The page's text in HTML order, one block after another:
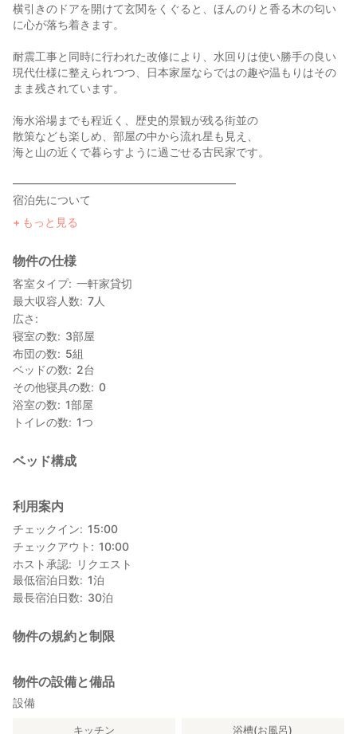
横引きのドアを開けて玄関をくぐると、ほんのりと香る木の匂い
に心が落ち着きます。
耐震工事と同時に行われた改修により、水回りは使い勝手の良い
現代仕様に整えられつつ、日本家屋ならではの趣や温もりはその
まま残されています。
海水浴場までも程近く、歴史的景観が残る街並の
散策なども楽しめ、部屋の中から流れ星も見え、
海と山の近くで暮らすように過ごせる古民家です。
━━━━━━━━━━━━━━━━━━━━
宿泊先について
━━━━━━━━━━━━━━━━━━━━
尾鷲市三木里町は、クローバー型の賀田湾の頂点に位置し、東紀
州でも屈指の美しさを誇る三木里海水浴場を有する集落です。
世界遺産・熊野古道の八鬼峠と三木・羽後峠の間にあり、江戸時
代には宿場町としても栄えた歴史ある地域でもあります。
そんな面影を残す旧街道沿い、海水浴場から徒歩約3分、水着のま
ま行ける距離にあります。
もともとは主人の両親が暮らしていた家を、耐震工事とともに内
装を改修。お風呂・キッチン・トイレなどの水回りを一新し、快
適に田舎暮らし体験ができる宿泊施設として生まれ変わりまし
■ 木に包まれた家で過ごす
尾鷲らしく内装には木材がふんだんに使われています。新しさと
耐震工事にも木材が使用されている点も特徴的。
また、インターネット環境も整備されており、ワーケーションや
長期滞在にも対応可能です。
━━━━━━━━━━━━━━━━━━━━
━━━━━━━━━━━━━━━━━━━━
キッチン用品は一式揃っており、長期滞在やグループ利用にも便
もっと見る
物件の仕様
客室タイプ 一軒家貸切
最大収容人数
7人
広さ
寝室の数
3部屋
布団の数
5組
ベッドの数
2台
その他寝具の数
0
浴室の数
1部屋
トイレの数
1つ
ベッド構成
利用案内
チェックイン
15:00
チェックアウト
10:00
ホスト承認
リクエスト
最低宿泊日数
1泊
最長宿泊日数
30泊
物件の規約と制限
物件の設備と備品
設備
キッチン 浴槽(お風呂)